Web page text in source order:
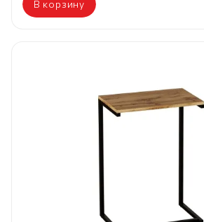
В корзину